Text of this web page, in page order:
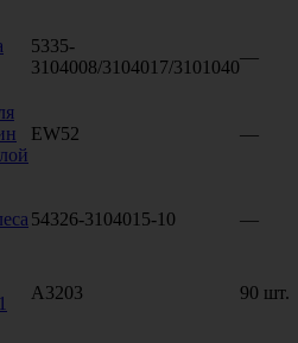
5335-
3104008/3104017/3101040
—
EW52 —
54326-3104015-10 —
A3203 90 шт.